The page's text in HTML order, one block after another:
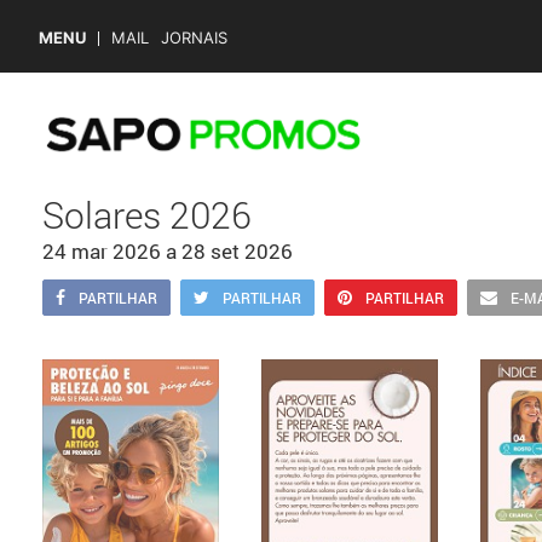
MENU MAIL JORNAIS
Solares 2026
24 mar 2026 a28 set 2026
PARTILHAR PARTILHAR PARTILHAR E-